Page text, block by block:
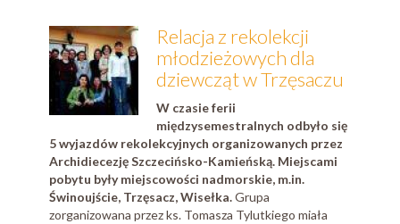
Relacja z rekolekcji
młodzieżowych dla
dziewcząt w Trzęsaczu
W czasie ferii
międzysemestralnych odbyło się
5 wyjazdów rekolekcyjnych organizowanych przez
Archidiecezję Szczecińsko-Kamieńską. Miejscami
pobytu były miejscowości nadmorskie, m.in.
Świnoujście, Trzęsacz, Wisełka.Grupa
zorganizowana przez ks. Tomasza Tylutkiego miała